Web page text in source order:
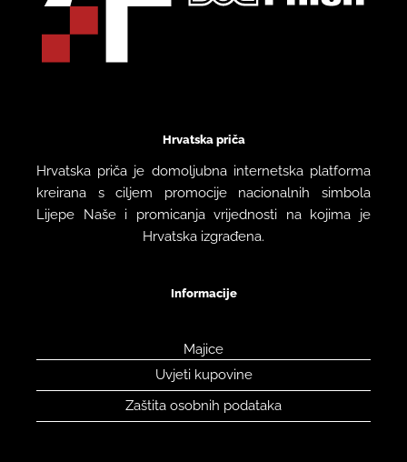
Hrvatska priča
Hrvatska priča je domoljubna internetska platforma
kreirana s ciljem promocije nacionalnih simbola
Lijepe Naše i promicanja vrijednosti na kojima je
Hrvatska izgrađena.
Informacije
Majice
Uvjeti kupovine
Zaštita osobnih podataka